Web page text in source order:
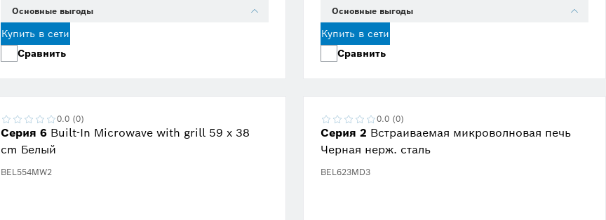
Основные выгоды
Купить в сети
Сравнить
Основные выгоды
Купить в сети
Сравнить
Серия 6 Built-In Microwave with grill 59 x 38
cm Белый
BEL554MW2
0.0 (0)
Серия 2 Встраиваемая микроволновая печь
Черная нерж. сталь
BEL623MD3
0.0 (0)